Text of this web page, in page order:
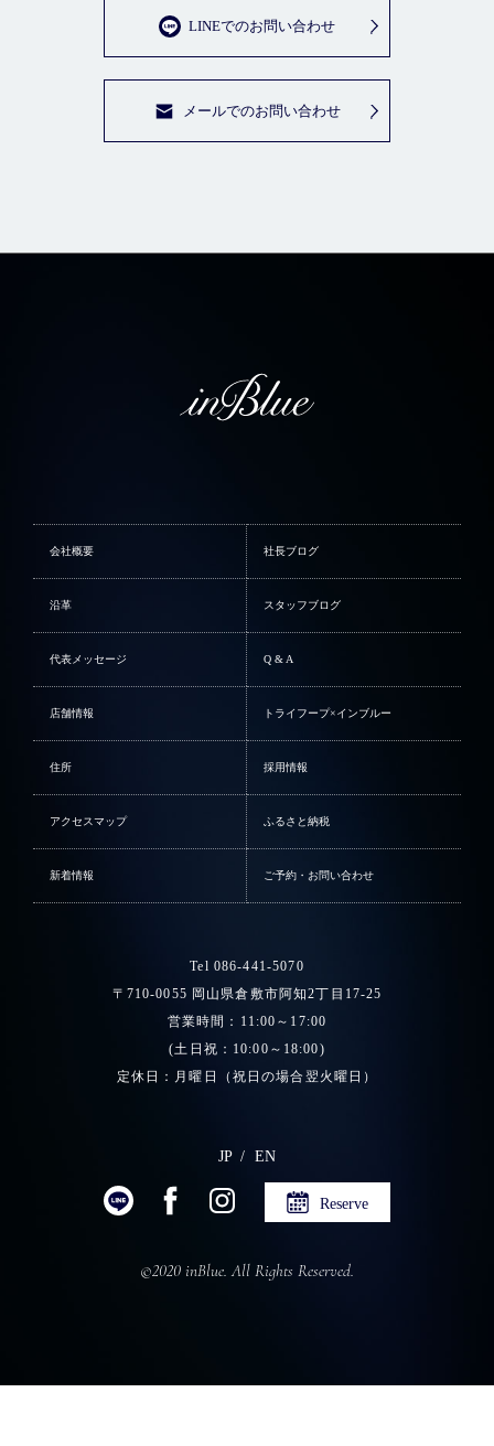
LINEでのお問い合わせ
メールでのお問い合わせ
会社概要 社長ブログ
沿革 スタッフブログ
代表メッセージ Q & A
店舗情報 トライフープ×インブルー
住所 採用情報
アクセスマップ ふるさと納税
新着情報 ご予約・お問い合わせ
Tel 086-441-5070
〒710-0055 岡山県倉敷市阿知2丁目17-25
営業時間：11:00～17:00
(土日祝：10:00～18:00)
定休日：月曜日（祝日の場合翌火曜日）
JP EN
Reserve
©2020 inBlue. All Rights Reserved.